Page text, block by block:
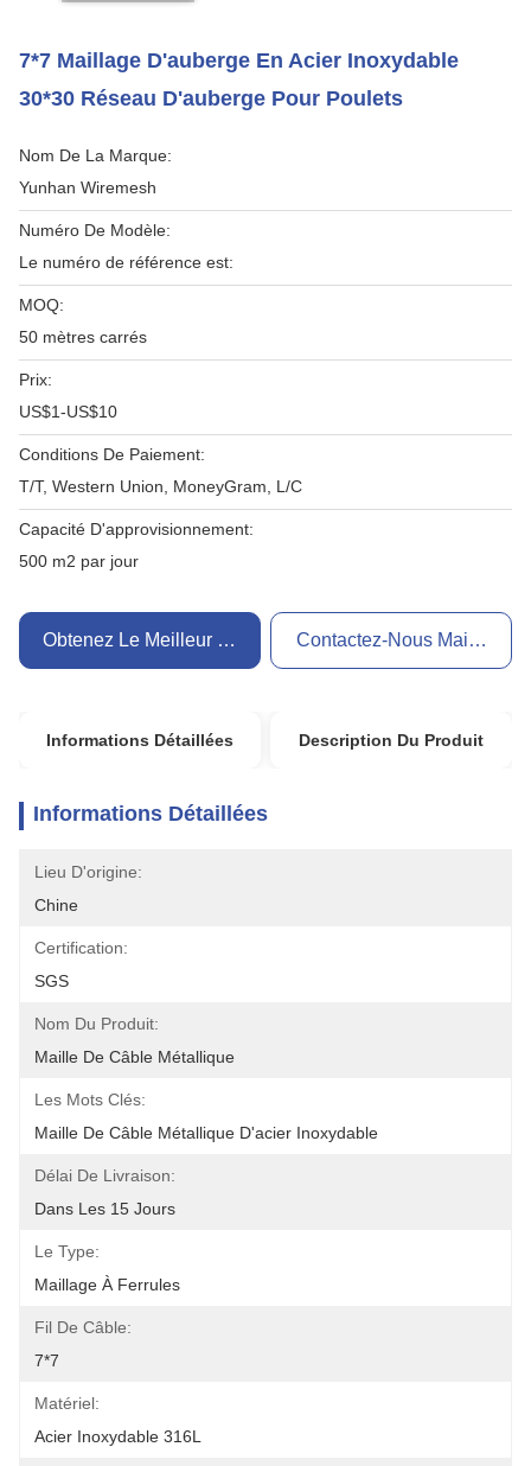
7*7 Maillage D'auberge En Acier Inoxydable
30*30 Réseau D'auberge Pour Poulets
Nom De La Marque:
Yunhan Wiremesh
Numéro De Modèle:
Le numéro de référence est:
MOQ:
50 mètres carrés
Prix:
US$1-US$10
Conditions De Paiement:
T/T, Western Union, MoneyGram, L/C
Capacité D'approvisionnement:
500 m2 par jour
Obtenez Le Meilleur Prix Contactez-Nous Maintenant
Informations Détaillées Description Du Produit
Informations Détaillées
Lieu D'origine:
Chine
Certification:
SGS
Nom Du Produit:
Maille De Câble Métallique
Les Mots Clés:
Maille De Câble Métallique D'acier Inoxydable
Délai De Livraison:
Dans Les 15 Jours
Le Type:
Maillage À Ferrules
Fil De Câble:
7*7
Matériel:
Acier Inoxydable 316L